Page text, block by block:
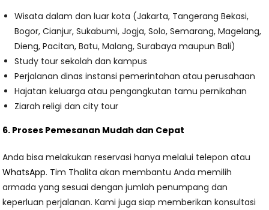
Wisata dalam dan luar kota (Jakarta, Tangerang Bekasi,
Bogor, Cianjur, Sukabumi, Jogja, Solo, Semarang, Magelang,
Dieng, Pacitan, Batu, Malang, Surabaya maupun Bali)
Study tour sekolah dan kampus
Perjalanan dinas instansi pemerintahan atau perusahaan
Hajatan keluarga atau pengangkutan tamu pernikahan
Ziarah religi dan city tour
6. Proses Pemesanan Mudah dan Cepat
Anda bisa melakukan reservasi hanya melalui telepon atau
WhatsApp. Tim Thalita akan membantu Anda memilih
armada yang sesuai dengan jumlah penumpang dan
keperluan perjalanan. Kami juga siap memberikan konsultasi